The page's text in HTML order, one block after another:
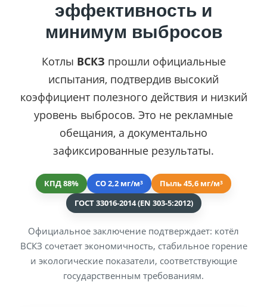
эффективность и
минимум выбросов
Котлы ВСКЗ прошли официальные
испытания, подтвердив высокий
коэффициент полезного действия и низкий
уровень выбросов. Это не рекламные
обещания, а документально
зафиксированные результаты.
КПД 88% CO 2,2 мг/м³
Пыль 45,6 мг/м³
ГОСТ 33016-2014 (EN 303-5:2012)
Официальное заключение подтверждает: котёл
ВСКЗ сочетает экономичность, стабильное горение
и экологические показатели, соответствующие
государственным требованиям.